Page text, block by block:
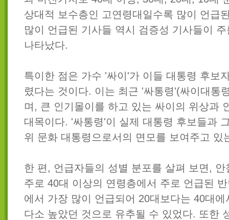
상대적 보수층인 고연령대일수록 많이 언급
많이 언급된 기사들 역시 검증성 기사들이
나타났다.
특이한 점은 가수 '싸이'가 이들 대통령 후보
렸다는 것이다. 이는 최근 '싸통령'(싸이대통
며, 큰 인기몰이를 하고 있는 싸이의 위상과
대목이다. '싸통령'이 실제 대통령 후보들과
위 문화 대통령으로서의 면모를 보여주고 있
한 편, 언급자들의 성별 분포를 살펴 보면,
주로 40대 이상의 연령층에서 주로 언급된
에서 가장 많이 언급되어 20대보다는 40대
다소 높았던 것으로 유추될 수 있었다. 또한